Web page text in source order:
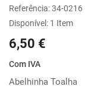
Referência:34-0216
Disponível: 1 Item
6,50 €
Com IVA
Abelhinha Toalha